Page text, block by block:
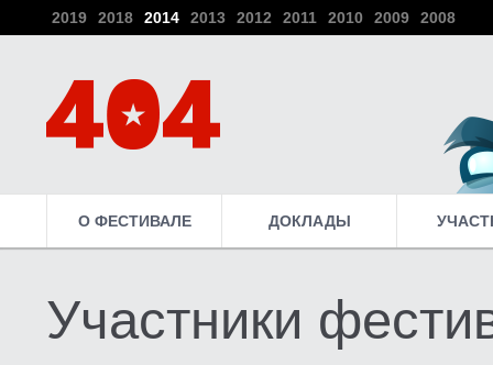
2019 2018 2014 2013 2012 2011 2010 2009 2008
О ФЕСТИВАЛЕ ДОКЛАДЫ
Участники